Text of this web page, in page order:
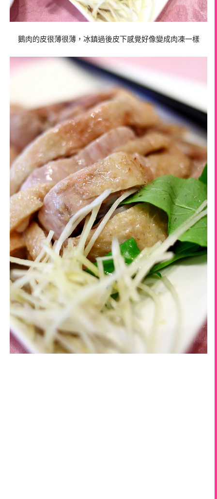
鵝肉的皮很薄很薄，冰鎮過後皮下感覺好像變成肉凍一樣